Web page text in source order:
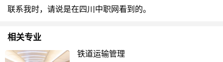
联系我时，请说是在四川中职网看到的。
相关专业
铁道运输管理